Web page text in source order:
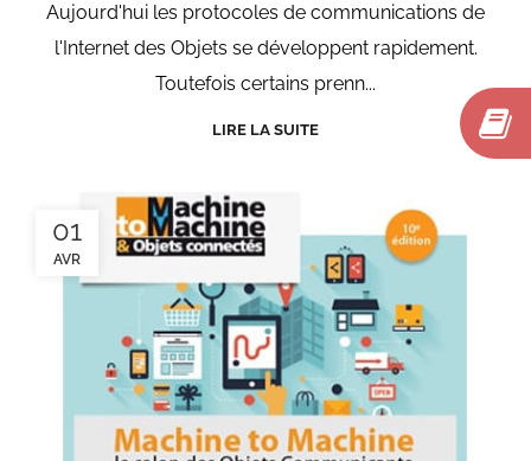
Aujourd'hui les protocoles de communications de
l'Internet des Objets se développent rapidement.
Toutefois certains prenn...
LIRE LA SUITE
01
AVR